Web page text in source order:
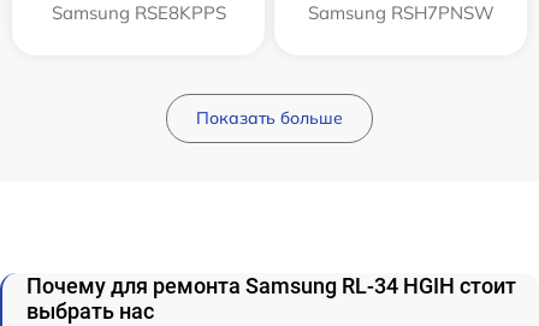
Samsung RSE8KPPS Samsung RSH7PNSW
Показать больше
Почему для ремонта Samsung RL-34 HGIH стоит
выбрать нас